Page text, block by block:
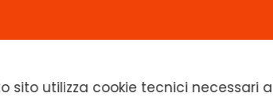
Home Chi siamo
sito utilizza cookie tecnici necessari